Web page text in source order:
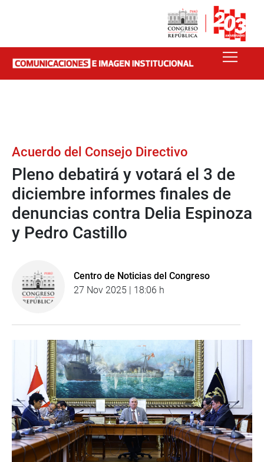
Acuerdo del Consejo Directivo
Pleno debatirá y votará el 3 de
diciembre informes finales de
denuncias contra Delia Espinoza
y Pedro Castillo
Centro de Noticias del Congreso
27 Nov 2025 | 18:06 h